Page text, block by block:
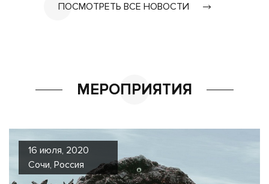
ПОСМОТРЕТЬ ВСЕ НОВОСТИ
МЕРОПРИЯТИЯ
16 июля, 2020
Сочи, Россия